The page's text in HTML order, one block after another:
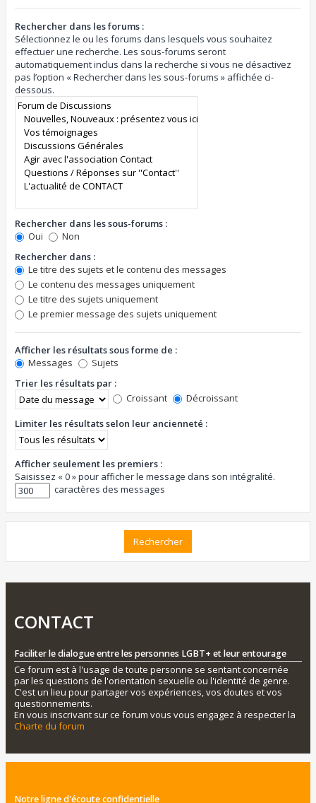
Rechercher dans les forums :
Sélectionnez le ou les forums dans lesquels vous souhaitez
effectuer une recherche. Les sous-forums seront
automatiquement inclus dans la recherche si vous ne désactivez
pas l’option « Rechercher dans les sous-forums » affichée ci-
dessous.
Rechercher dans les sous-forums :
Oui
Non
Rechercher dans :
Le titre des sujets et le contenu des messages
Le contenu des messages uniquement
Le titre des sujets uniquement
Le premier message des sujets uniquement
Afficher les résultats sous forme de :
Messages
Sujets
Trier les résultats par :
Croissant
Décroissant
Limiter les résultats selon leur ancienneté :
Afficher seulement les premiers :
Saisissez « 0 » pour afficher le message dans son intégralité.
caractères des messages
CONTACT
Faciliter le dialogue entre les personnes LGBT+ et leur entourage
Ce forum est à l'usage de toute personne se sentant concernée
par les questions de l'orientation sexuelle ou l'identité de genre.
C'est un lieu pour partager vos expériences, vos doutes et vos
questionnements.
En vous inscrivant sur ce forum vous vous engagez à respecter la
Charte du forum
Notre ligne d'écoute confidentielle